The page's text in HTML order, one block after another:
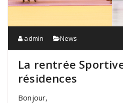
admin News
La rentrée
résidences
Bonjour,